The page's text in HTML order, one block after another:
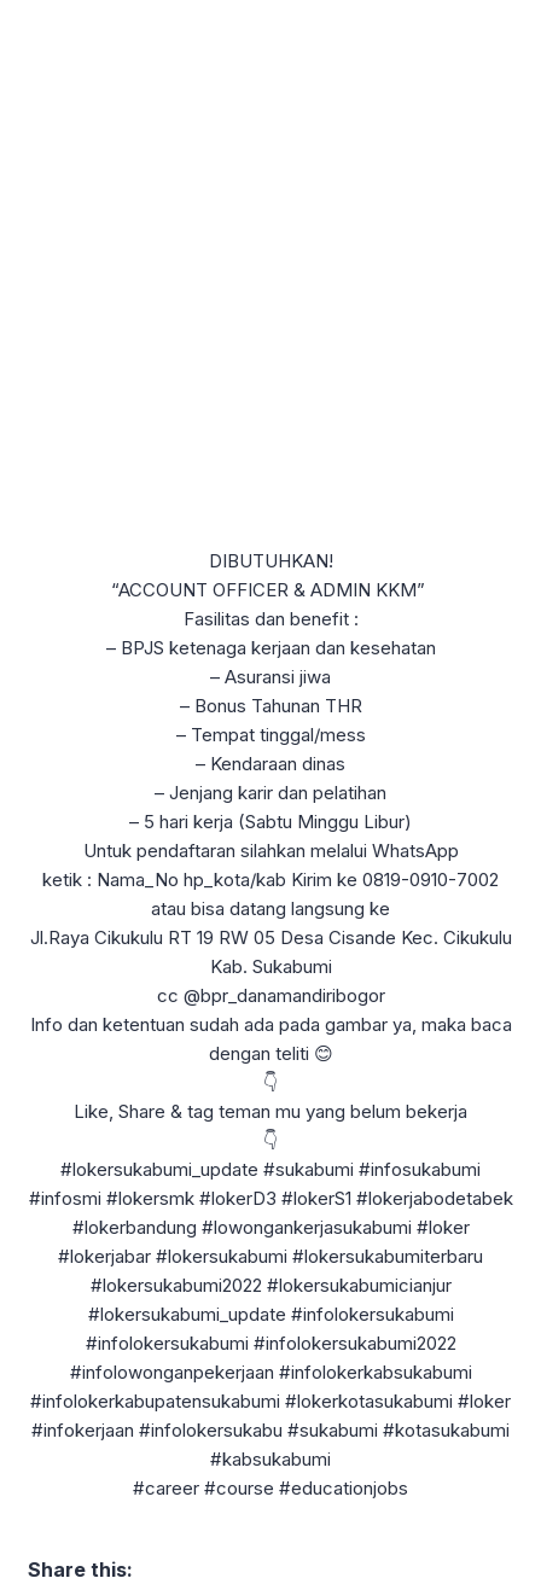
DIBUTUHKAN!
“ACCOUNT OFFICER & ADMIN KKM”
Fasilitas dan benefit :
– BPJS ketenaga kerjaan dan kesehatan
– Asuransi jiwa
– Bonus Tahunan THR
– Tempat tinggal/mess
– Kendaraan dinas
– Jenjang karir dan pelatihan
– 5 hari kerja (Sabtu Minggu Libur)
Untuk pendaftaran silahkan melalui WhatsApp
ketik : Nama_No hp_kota/kab Kirim ke 0819-0910-7002
atau bisa datang langsung ke
Jl.Raya Cikukulu RT 19 RW 05 Desa Cisande Kec. Cikukulu
Kab. Sukabumi
cc @bpr_danamandiribogor
Info dan ketentuan sudah ada pada gambar ya, maka baca
dengan teliti 😊
👇
Like, Share & tag teman mu yang belum bekerja
👇
#lokersukabumi_update #sukabumi #infosukabumi
#infosmi #lokersmk #lokerD3 #lokerS1 #lokerjabodetabek
#lokerbandung #lowongankerjasukabumi #loker
#lokerjabar #lokersukabumi #lokersukabumiterbaru
#lokersukabumi2022 #lokersukabumicianjur
#lokersukabumi_update #infolokersukabumi
#infolokersukabumi #infolokersukabumi2022
#infolowonganpekerjaan #infolokerkabsukabumi
#infolokerkabupatensukabumi #lokerkotasukabumi #loker
#infokerjaan #infolokersukabu #sukabumi #kotasukabumi
#kabsukabumi
#career #course #educationjobs
Share this: